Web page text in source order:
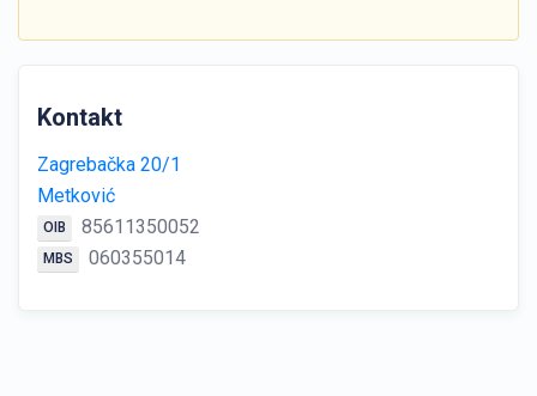
Kontakt
Zagrebačka 20/1
Metković
OIB 85611350052
MBS 060355014